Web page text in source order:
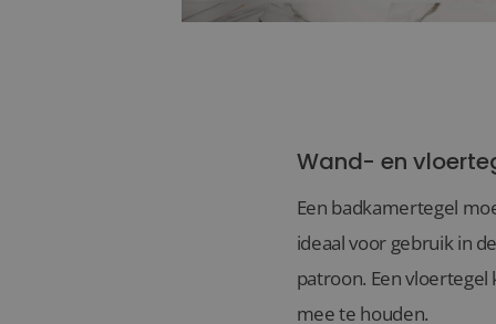
Wand- en
Een badkamertegel
ideaal voor gebruik in
patroon. Een
mee te houden.